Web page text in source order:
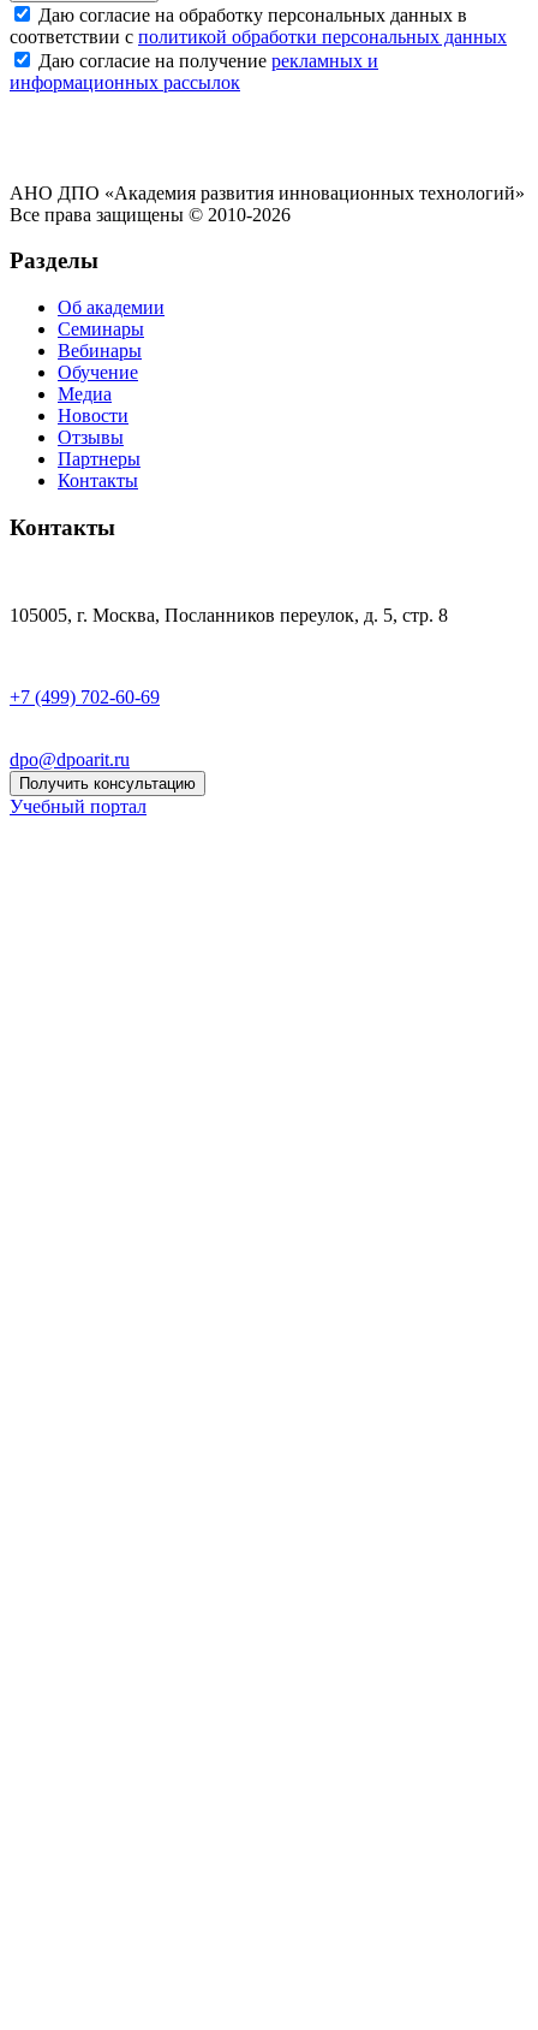
Даю согласие на обработку персональных данных в
соответствии с политикой обработки персональных данных
Даю согласие на получение рекламных и
информационных рассылок
АНО ДПО «Академия развития инновационных технологий»
Все права защищены © 2010-2026
Разделы
Об академии
Семинары
Вебинары
Обучение
Медиа
Новости
Отзывы
Партнеры
Контакты
Контакты
105005, г. Москва, Посланников переулок, д. 5, стр. 8
+7 (499) 702-60-69
dpo@dpoarit.ru
Получить консультацию
Учебный портал